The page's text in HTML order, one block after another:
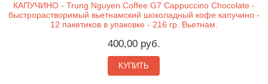
КАПУЧИНО - Trung Nguyen Coffee G7 Cappuccino Chocolate -
быстрорастворимый вьетнамский шоколадный кофе капучино -
12 пакетиков в упаковке - 216 гр. Вьетнам.
400,00 руб.
КУПИТЬ